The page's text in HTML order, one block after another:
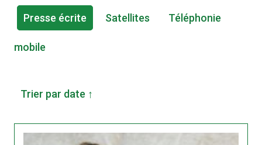
Presse écrite Satellites Téléphonie
mobile
Trier par date ↑